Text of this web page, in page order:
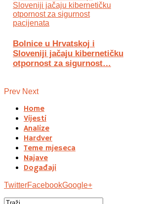
Bolnice u Hrvatskoj i
Sloveniji jačaju kibernetičku
otpornost za sigurnost…
Prev Next
Home
Vijesti
Analize
Hardver
Teme mjeseca
Najave
Događaji
TwitterFacebookGoogle+